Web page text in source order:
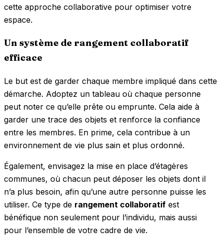
cette approche collaborative pour optimiser votre
espace.
Un système de rangement collaboratif
efficace
Le but est de garder chaque membre impliqué dans cette
démarche. Adoptez un tableau où chaque personne
peut noter ce qu’elle prête ou emprunte. Cela aide à
garder une trace des objets et renforce la confiance
entre les membres. En prime, cela contribue à un
environnement de vie plus sain et plus ordonné.
Également, envisagez la mise en place d’étagères
communes, où chacun peut déposer les objets dont il
n’a plus besoin, afin qu’une autre personne puisse les
utiliser. Ce type de rangement collaboratif est
bénéfique non seulement pour l’individu, mais aussi
pour l’ensemble de votre cadre de vie.